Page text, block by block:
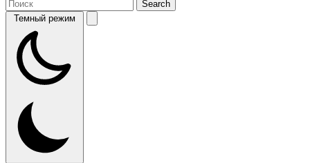
Темный режим